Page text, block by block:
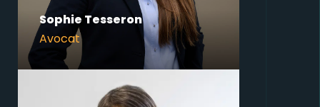
Sophie Tesseron
Avocat